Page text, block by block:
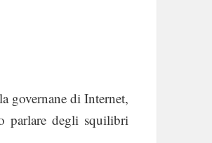
governane di Internet,
parlare degli squilibri